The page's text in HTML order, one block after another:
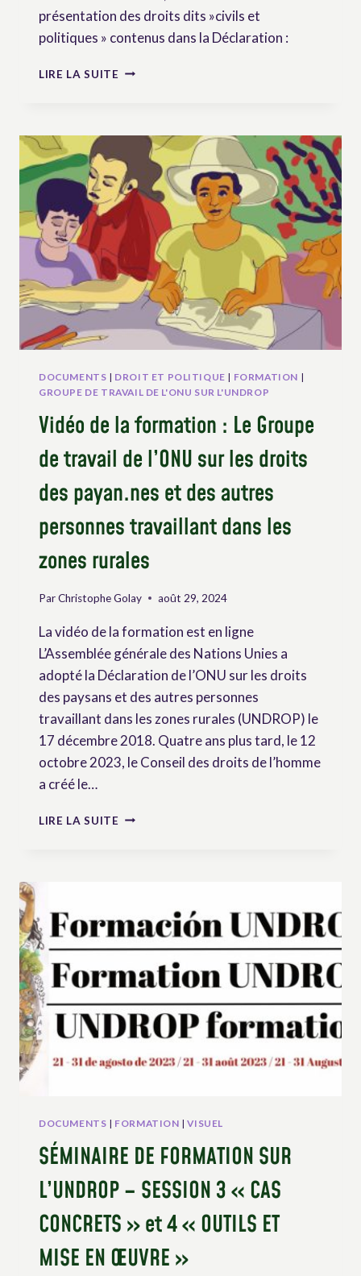
présentation des droits dits »civils et
politiques » contenus dans la Déclaration :
LIRE LA SUITE LES
POLITIQUES
DANS
L’UNDROP
DOCUMENTS | DROIT ET POLITIQUE | FORMATION |
GROUPE DE TRAVAIL DE L'ONU SUR L'UNDROP
Vidéo de la formation : Le Groupe
de travail de l’ONU sur les droits
des payan.nes et des autres
personnes travaillant dans les
zones rurales
ParChristophe Golay août 29, 2024
La vidéo de la formation est en ligne
L’Assemblée générale des Nations Unies a
adopté la Déclaration de l’ONU sur les droits
des paysans et des autres personnes
travaillant dans les zones rurales (UNDROP) le
17 décembre 2018. Quatre ans plus tard, le 12
octobre 2023, le Conseil des droits de l’homme
a créé le…
LIRE LA SUITE VIDÉO
GROUPE
DE
TRAVAIL
DE
L’ONU
SUR
LES
DROITS
PAYAN.NES
AUTRES
TRAVAILLANT
LES
RURALES
DOCUMENTS | FORMATION |VISUEL
SÉMINAIRE DE FORMATION SUR
L’UNDROP – SESSION 3 « CAS
CONCRETS » et 4 « OUTILS ET
MISE EN ŒUVRE »